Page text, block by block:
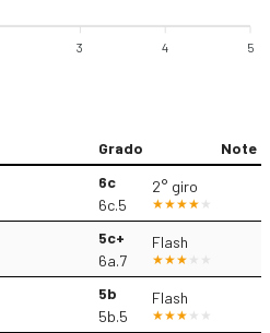
3 4 5
Grado
Note
6c
6c.5
2° giro
5c+
6a.7
Flash
5b
5b.5
Flash